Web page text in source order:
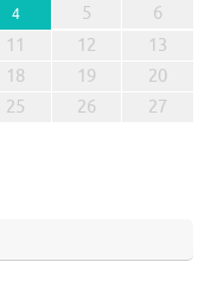
4 5
6
11 12
13
18 19
20
25 26
27